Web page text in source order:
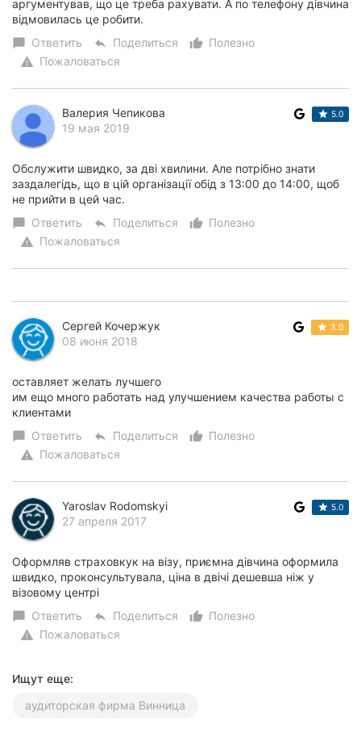
аргументував, що це треба рахувати. А по телефону дівчина
відмовилась це робити.
chat_bubble Ответить reply Поделиться thumb_up_alt
Полезно
warning Пожаловаться
Валерия Чепикова
19 мая 2019
5.0
Обслужити швидко, за дві хвилини. Але потрібно знати
заздалегідь, що в цій організації обід з 13:00 до 14:00, щоб
не прийти в цей час.
chat_bubble Ответить reply Поделиться thumb_up_alt
Полезно
warning Пожаловаться
Сергей Кочержук
08 июня 2018
3.0
оставляет желать лучшего
им ещо много работать над улучшением качества работы с
клиентами
chat_bubble Ответить reply Поделиться thumb_up_alt
Полезно
warning Пожаловаться
Yaroslav Rodomskyi
27 апреля 2017
5.0
Оформляв страховкук на візу, приємна дівчина оформила
швидко, проконсультувала, ціна в двічі дешевша ніж у
візовому центрі
chat_bubble Ответить reply Поделиться thumb_up_alt
Полезно
warning Пожаловаться
Ищут еще:
аудиторская фирма Винница